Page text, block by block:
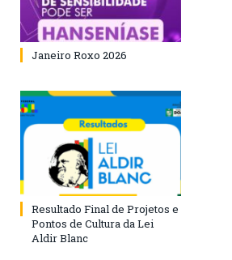
Janeiro Roxo 2026
Resultado Final de Projetos e
Pontos de Cultura da Lei
Aldir Blanc